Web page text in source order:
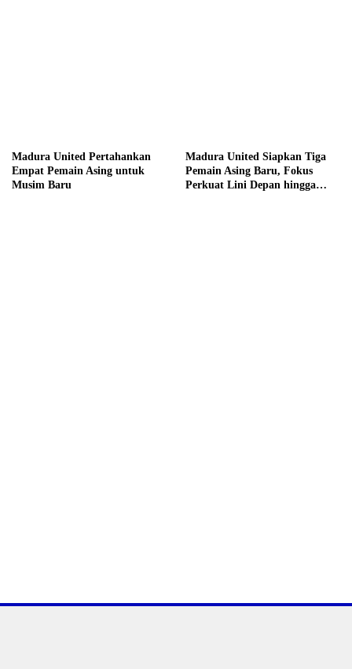
Madura United Pertahankan
Empat Pemain Asing untuk
Musim Baru
Madura United Siapkan Tiga
Pemain Asing Baru, Fokus
Perkuat Lini Depan hingga